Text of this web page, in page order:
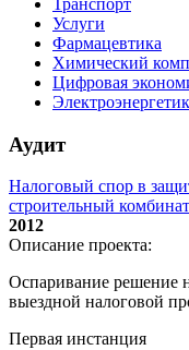
Услуги
Фармацевтика
Химический
Цифровая
Аудит
Налоговый спор в
строительный
2012
Описание проекта:
Оспаривание решение
выездной налоговой
Первая инстанция